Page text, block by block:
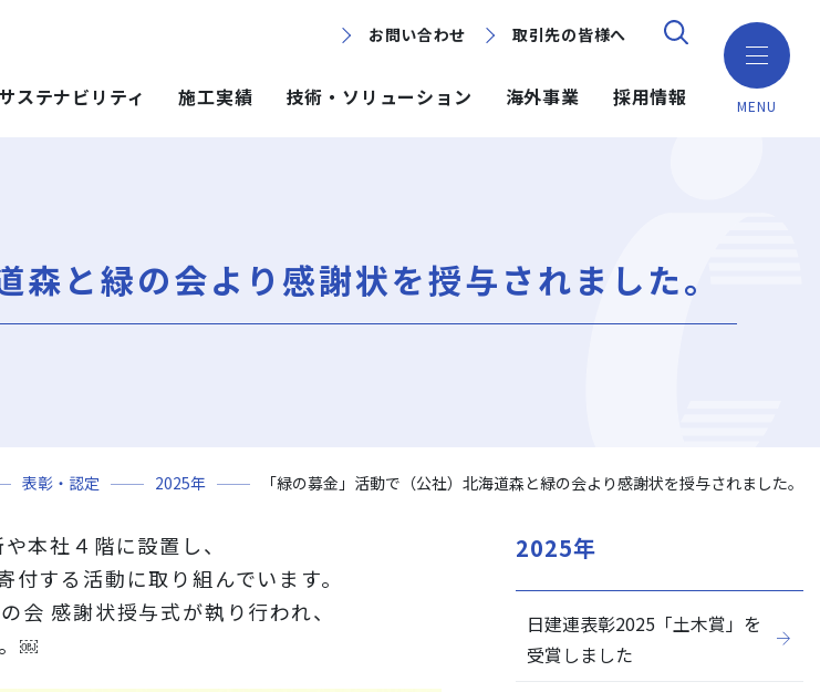
MENU
お問い合わせ 取引先の皆様へ
す
ら探す
ステム
ソリューション
NISEKO PROJECTS
閉じる
お問い合わせ 取引先の皆様へ
組織図
田地崎建設
サステナビリティ
）
ガバナンス（Governance）
施工実績
探す
GISマップシステム
技術・ソリューション
ICT
海外事業 採用情報
森と緑の会より感謝状を授与されました。
表彰・認定 2025年 「緑の募金」活動で（公社）北海道森と緑の会より感謝状を授与されました。
本社４階に設置し、
する活動に取り組んでいます。
感謝状授与式が執り行われ、
￼
2025年
日建連表彰2025「土木賞」を
受賞しました